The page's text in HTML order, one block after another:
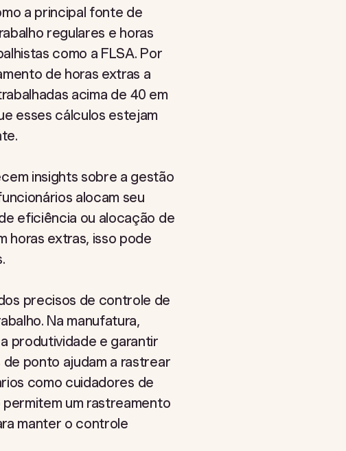
a principal fonte de
regulares e horas
como a FLSA. Por
de horas extras a
acima de 40 em
esses cálculos estejam
insights sobre a gestão
alocam seu
eficiência ou alocação de
horas extras, isso pode
precisos de controle de
Na manufatura,
produtividade e garantir
ponto ajudam a rastrear
como cuidadores de
um rastreamento
manter o controle